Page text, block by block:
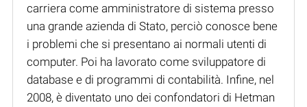
carriera come amministratore di sistema presso
una grande azienda di Stato, perciò conosce bene
i problemi che si presentano ai normali utenti di
computer. Poi ha lavorato come sviluppatore di
database e di programmi di contabilità. Infine, nel
2008, è diventato uno dei confondatori di Hetman